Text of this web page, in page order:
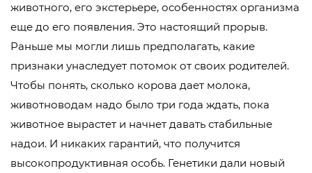
животного, его экстерьере, особенностях организма
еще до его появления. Это настоящий прорыв.
Раньше мы могли лишь предполагать, какие
признаки унаследует потомок от своих родителей.
Чтобы понять, сколько корова дает молока,
животноводам надо было три года ждать, пока
животное вырастет и начнет давать стабильные
надои. И никаких гарантий, что получится
высокопродуктивная особь. Генетики дали новый